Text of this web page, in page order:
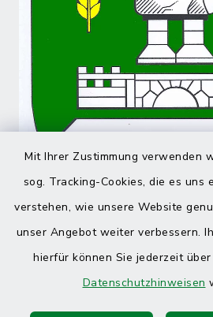
Mit Ihrer Zustimmung verwenden
sog. Tracking-Cookies, die es uns
verstehen, wie unsere Website
unser Angebot weiter verbessern.
hierfür können Sie jederzeit
Datenschutzhinweisen